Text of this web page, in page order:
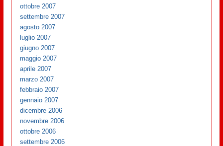
ottobre 2007
settembre 2007
agosto 2007
luglio 2007
giugno 2007
maggio 2007
aprile 2007
marzo 2007
febbraio 2007
gennaio 2007
dicembre 2006
novembre 2006
ottobre 2006
settembre 2006